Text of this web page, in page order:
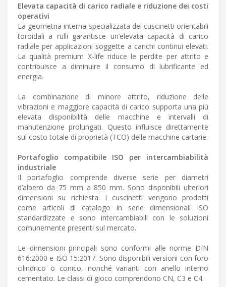
Elevata capacità di carico radiale e riduzione dei costi
operativi
La geometria interna specializzata dei cuscinetti orientabili
toroidali a rulli garantisce un’elevata capacità di carico
radiale per applicazioni soggette a carichi continui elevati.
La qualità premium X-life riduce le perdite per attrito e
contribuisce a diminuire il consumo di lubrificante ed
energia.
La combinazione di minore attrito, riduzione delle
vibrazioni e maggiore capacità di carico supporta una più
elevata disponibilità delle macchine e intervalli di
manutenzione prolungati. Questo influisce direttamente
sul costo totale di proprietà (TCO) delle macchine cartarie.
Portafoglio compatibile ISO per intercambiabilità
industriale
Il portafoglio comprende diverse serie per diametri
d’albero da 75 mm a 850 mm. Sono disponibili ulteriori
dimensioni su richiesta. I cuscinetti vengono prodotti
come articoli di catalogo in serie dimensionali ISO
standardizzate e sono intercambiabili con le soluzioni
comunemente presenti sul mercato.
Le dimensioni principali sono conformi alle norme DIN
616:2000 e ISO 15:2017. Sono disponibili versioni con foro
cilindrico o conico, nonché varianti con anello interno
cementato. Le classi di gioco comprendono CN, C3 e C4.